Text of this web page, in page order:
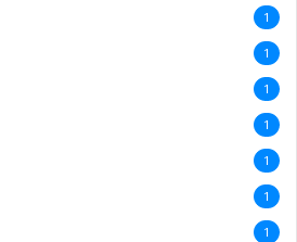
1
1
1
1
1
1
1